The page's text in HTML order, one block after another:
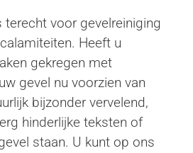
terecht voor gevelreiniging
Heeft u
gekregen met
gevel nu voorzien van
bijzonder vervelend,
hinderlijke teksten of
staan. U kunt op ons